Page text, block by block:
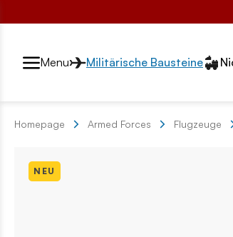
Przełącznik segmentów2
Menu Militärische Bausteine
Homepage Armed Forces Flugzeuge
NEU